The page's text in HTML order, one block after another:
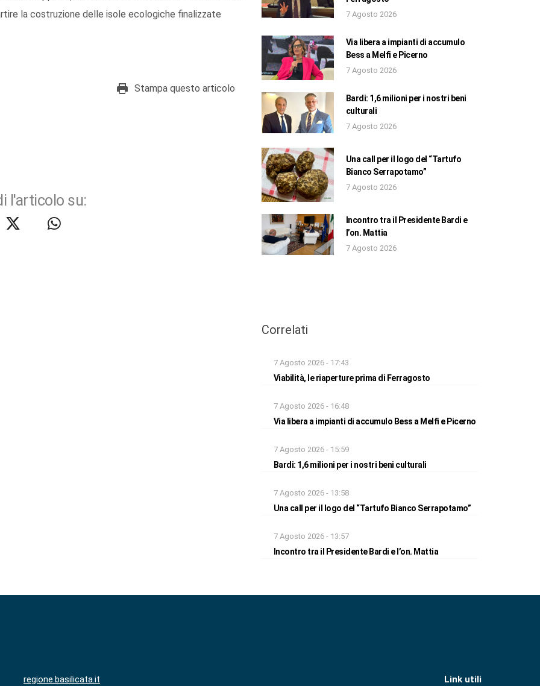
la costruzione delle isole ecologiche finalizzate
Stampa questo articolo
l'articolo su:
7 Agosto 2026
Via libera a impianti di accumulo
Bess a Melfi e Picerno
7 Agosto 2026
Bardi: 1,6 milioni per i nostri beni
culturali
7 Agosto 2026
Una call per il logo del “Tartufo
Bianco Serrapotamo”
7 Agosto 2026
Incontro tra il Presidente Bardi e
l’on. Mattia
7 Agosto 2026
Correlati
7 Agosto 2026 - 17:43
Viabilità, le riaperture prima di Ferragosto
7 Agosto 2026 - 16:48
Via libera a impianti di accumulo Bess a Melfi e Picerno
7 Agosto 2026 - 15:59
Bardi: 1,6 milioni per i nostri beni culturali
7 Agosto 2026 - 13:58
Una call per il logo del “Tartufo Bianco Serrapotamo”
7 Agosto 2026 - 13:57
Incontro tra il Presidente Bardi e l’on. Mattia
regione.basilicata.it Link utili